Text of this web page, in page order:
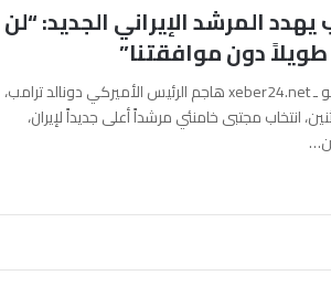
يهدد المرشد الإيراني الجديد: “لن
دون موافقتنا”
آفرين علو ـ xeber24.net هاجم الرئيس الأميركي دونالد ترامب،
انتخاب مجتبى خامنئي مرشداً أعلى جديداً لإيران،